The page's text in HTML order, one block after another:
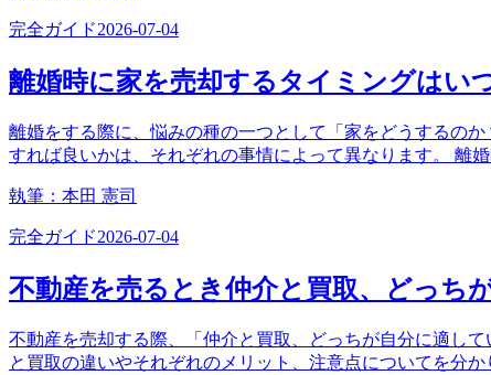
完全ガイド2026-07-04
離婚時に家を売却するタイミングはい
離婚をする際に、悩みの種の一つとして「家をどうするの
すれば良いかは、それぞれの事情によって異なります。 離
執筆： 本田 憲司
完全ガイド2026-07-04
不動産を売るとき仲介と買取、どっち
不動産を売却する際、「仲介と買取、どっちが自分に適し
と買取の違いやそれぞれのメリット、注意点についてを分か